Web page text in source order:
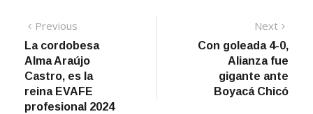
Navegación
de
entradas
Previous
post:
La cordobesa
Alma Araújo
Castro, es la
reina EVAFE
profesional 2024
Next
post:
Con goleada 4-0,
Alianza fue
gigante ante
Boyacá Chicó